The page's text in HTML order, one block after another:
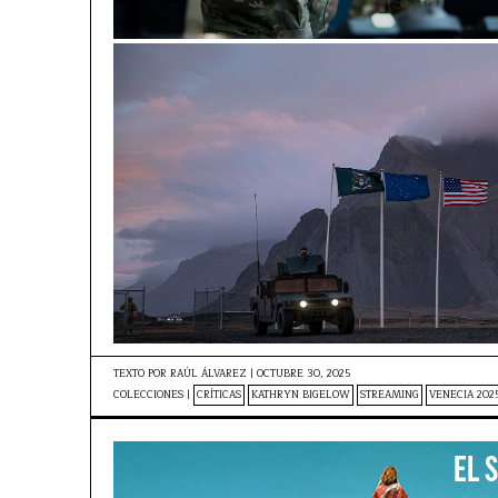
TEXTO POR RAÚL ÁLVAREZ | OCTUBRE 30, 2025
COLECCIONES | CRÍTICAS KATHRYN BIGELOW STREAMING VENECIA